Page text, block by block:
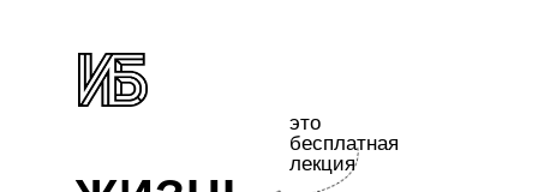
это
бесплатная
лекция